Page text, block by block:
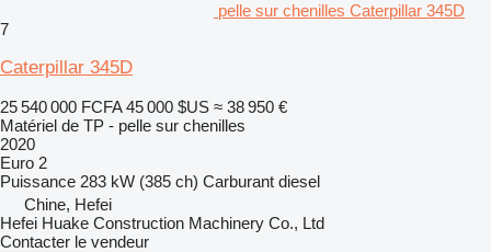
pelle sur chenilles Caterpillar 345D
7
Caterpillar 345D
25 540 000 FCFA 45 000 $US ≈ 38 950 €
Matériel de TP - pelle sur chenilles
2020
Euro 2
Puissance 283 kW (385 ch) Carburant diesel
Chine, Hefei
Hefei Huake Construction Machinery Co., Ltd
Contacter le vendeur